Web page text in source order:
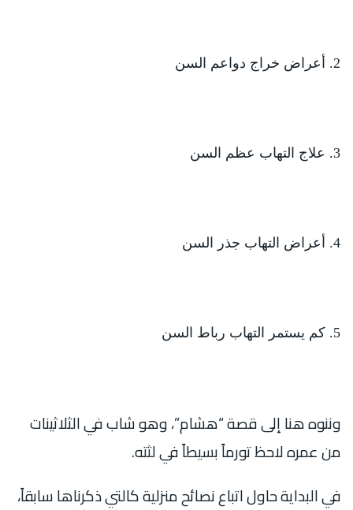
أعراض خراج دواعم السن
علاج التهاب عظم السن
أعراض التهاب جذر السن
كم يستمر التهاب رباط السن
وننوه هنا إلى قصة “هشام”، وهو شاب في الثلاثينات
من عمره لاحظ تورماً بسيطاً في لثته.
في البداية حاول اتباع نصائح منزلية كالتي ذكرناها سابقاً،